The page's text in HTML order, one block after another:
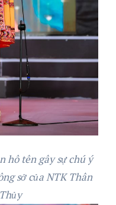
hô tên gây sự chú ý
sở của NTK Thân